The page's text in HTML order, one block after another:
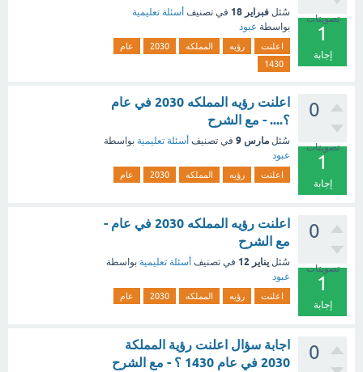
تصويتات
1
إجابة
سُئل فبراير 18 في تصنيف أسئلة تعليمية
بواسطة عبود
اعلنت رؤيه المملكه 2030
عام
1430
0
تصويتات
1
إجابة
اعلنت رؤيه المملكه 2030 في عام
؟.... - مع الشرح
سُئل مارس 9 في تصنيف أسئلة تعليمية بواسطة
عبود
اعلنت رؤيه المملكه 2030 عام
0
تصويتات
1
إجابة
اعلنت رؤيه المملكه 2030 في عام -
مع الشرح
سُئل يناير 12 في تصنيف أسئلة تعليمية بواسطة
عبود
اعلنت رؤيه المملكه 2030 عام
0
اجابة سؤال اعلنت رؤية المملكة
2030 في عام 1430 ؟ - مع الشرح